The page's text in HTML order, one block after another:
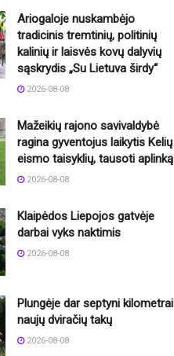
Ariogaloje nuskambėjo
tradicinis tremtinių, politinių
kalinių ir laisvės kovų dalyvių
sąskrydis „Su Lietuva širdy“
2026-08-08
Mažeikių rajono savivaldybė
ragina gyventojus laikytis Kelių
eismo taisyklių, tausoti aplinką
2026-08-08
Klaipėdos Liepojos gatvėje
darbai vyks naktimis
2026-08-08
Plungėje dar septyni kilometrai
naujų dviračių takų
2026-08-08